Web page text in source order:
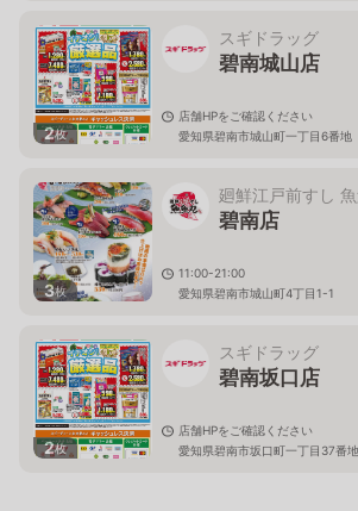
2枚
スギドラッグ
碧南城山店
店舗HPをご確認ください
愛知県碧南市城山町一丁目6番地
3枚
廻鮮江戸前すし
碧南店
11:00-21:00
愛知県碧南市城山町4丁目1-1
2枚
スギドラッグ
碧南坂口店
店舗HPをご確認ください
愛知県碧南市坂口町一丁目37番